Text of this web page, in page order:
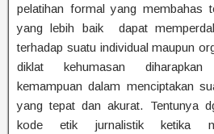
pelatihan formal yang membahas
yang lebih baik dapat
terhadap suatu individual maupun
diklat kehumasan diharapkan
kemampuan dalam menciptakan
yang tepat dan akurat. Tentunya
kode etik jurnalistik ketika